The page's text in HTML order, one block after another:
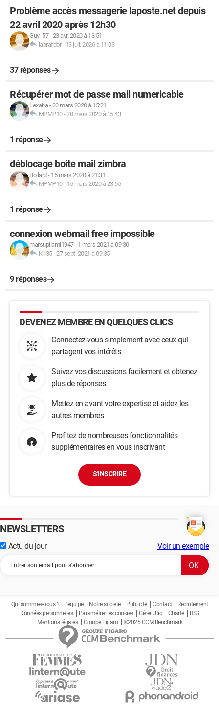
Problème accès messagerie laposte.net depuis
22 avril 2020 après 12h30
Guy_57-23 avr. 2020 à 13:51
labrafdor- 13 juil. 2026 à 11:03
37 réponses
Récupérer mot de passe mail numericable
Lexaha-20 mars 2020 à 15:21
MPMP10-20 mars 2020 à 15:43
1 réponse
déblocage boite mail zimbra
Boilard - 15 mars 2020 à 21:31
MPMP10- 15 mars 2020 à 23:55
1 réponse
connexion webmail free impossible
marsupilami1947- 1 mars 2021 à 09:30
Kili35-27 sept. 2021 à 09:35
9 réponses
DEVENEZ MEMBRE EN QUELQUES CLICS
Connectez-vous simplement avec ceux qui
partagent vos intérêts
Suivez vos discussions facilement et obtenez
plus de réponses
Mettez en avant votre expertise et aidez les
autres membres
Profitez de nombreuses fonctionnalités
supplémentaires en vous inscrivant
S'INSCRIRE
NEWSLETTERS
Actu du jour Voir un exemple
Qui sommes-nous ? L'équipe Notre société Publicité Contact
Recrutement
Données personnelles
Paramétrer les cookies Gérer Utiq Charte
RSS
Mentions légales
Groupe Figaro ©2025 CCM Benchmark